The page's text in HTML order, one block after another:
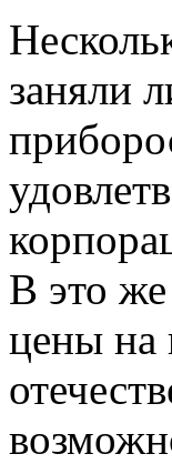
заняли
В это же
цены на